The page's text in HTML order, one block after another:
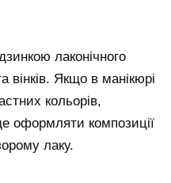
лаконічного
вінків. Якщо в манікюрі
кольорів,
оформляти композиції
лаку.